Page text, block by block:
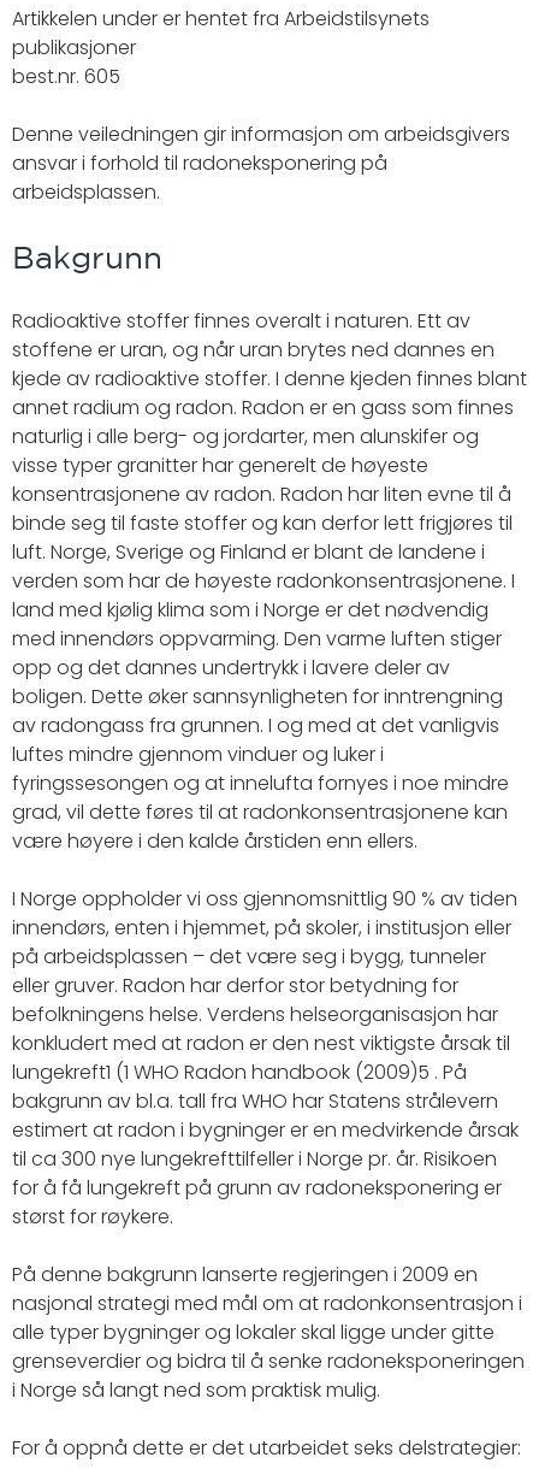
Artikkelen under er hentet fra Arbeidstilsynets
publikasjoner
best.nr. 605
Denne veiledningen gir informasjon om arbeidsgivers
ansvar i forhold til radoneksponering på
arbeidsplassen.
Bakgrunn
Radioaktive stoffer finnes overalt i naturen. Ett av
stoffene er uran, og når uran brytes ned dannes en
kjede av radioaktive stoffer. I denne kjeden finnes blant
annet radium og radon. Radon er en gass som finnes
naturlig i alle berg- og jordarter, men alunskifer og
visse typer granitter har generelt de høyeste
konsentrasjonene av radon. Radon har liten evne til å
binde seg til faste stoffer og kan derfor lett frigjøres til
luft. Norge, Sverige og Finland er blant de landene i
verden som har de høyeste radonkonsentrasjonene. I
land med kjølig klima som i Norge er det nødvendig
med innendørs oppvarming. Den varme luften stiger
opp og det dannes undertrykk i lavere deler av
boligen. Dette øker sannsynligheten for inntrengning
av radongass fra grunnen. I og med at det vanligvis
luftes mindre gjennom vinduer og luker i
fyringssesongen og at innelufta fornyes i noe mindre
grad, vil dette føres til at radonkonsentrasjonene kan
være høyere i den kalde årstiden enn ellers.
I Norge oppholder vi oss gjennomsnittlig 90 % av tiden
innendørs, enten i hjemmet, på skoler, i institusjon eller
på arbeidsplassen – det være seg i bygg, tunneler
eller gruver. Radon har derfor stor betydning for
befolkningens helse. Verdens helseorganisasjon har
konkludert med at radon er den nest viktigste årsak til
lungekreft1 (1 WHO Radon handbook (2009)5 . På
bakgrunn av bl.a. tall fra WHO har Statens strålevern
estimert at radon i bygninger er en medvirkende årsak
til ca 300 nye lungekrefttilfeller i Norge pr. år. Risikoen
for å få lungekreft på grunn av radoneksponering er
størst for røykere.
På denne bakgrunn lanserte regjeringen i 2009 en
nasjonal strategi med mål om at radonkonsentrasjon i
alle typer bygninger og lokaler skal ligge under gitte
grenseverdier og bidra til å senke radoneksponeringen
i Norge så langt ned som praktisk mulig.
For å oppnå dette er det utarbeidet seks delstrategier: